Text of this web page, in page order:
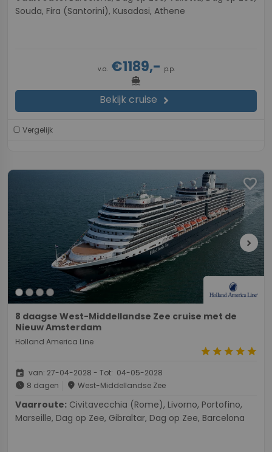
Souda, Fira (Santorini), Kusadasi, Athene
v.a.€1189,- p.p.
directions_boat
Bekijk cruise chevron_right
Vergelijk
favorite
chevron_right
8 daagse West-Middellandse Zee cruise met de
Nieuw Amsterdam
Holland America Line
starstarstarstarstar
event van: 27-04-2028 - Tot: 04-05-2028
schedule 8 dagen place West-Middellandse Zee
Vaarroute:
Marseille, Dag op Zee, Gibraltar, Dag op Zee, Barcelona